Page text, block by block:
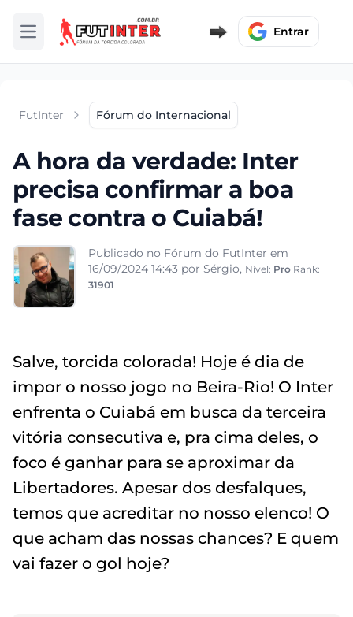
Abrir menu Entrar
FutInter Fórum do Internacional
A hora da verdade: Inter
precisa confirmar a boa
fase contra o Cuiabá!
Publicado no Fórum do FutInter em
16/09/2024 14:43 por Sérgio, Nível: Pro Rank:
31901
Salve, torcida colorada! Hoje é dia de
impor o nosso jogo no Beira-Rio! O Inter
enfrenta o Cuiabá em busca da terceira
vitória consecutiva e, pra cima deles, o
foco é ganhar para se aproximar da
Libertadores. Apesar dos desfalques,
temos que acreditar no nosso elenco! O
que acham das nossas chances? E quem
vai fazer o gol hoje?